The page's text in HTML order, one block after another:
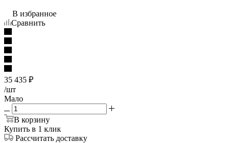
В избранное
Сравнить
35 435 ₽
/шт
Мало
В корзину
Купить в 1 клик
Рассчитать доставку